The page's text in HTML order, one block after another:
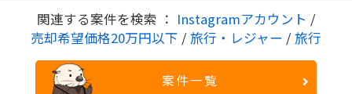
関連する案件を検索 ： Instagramアカウント /
売却希望価格20万円以下 / 旅行・レジャー / 旅行
案件一覧